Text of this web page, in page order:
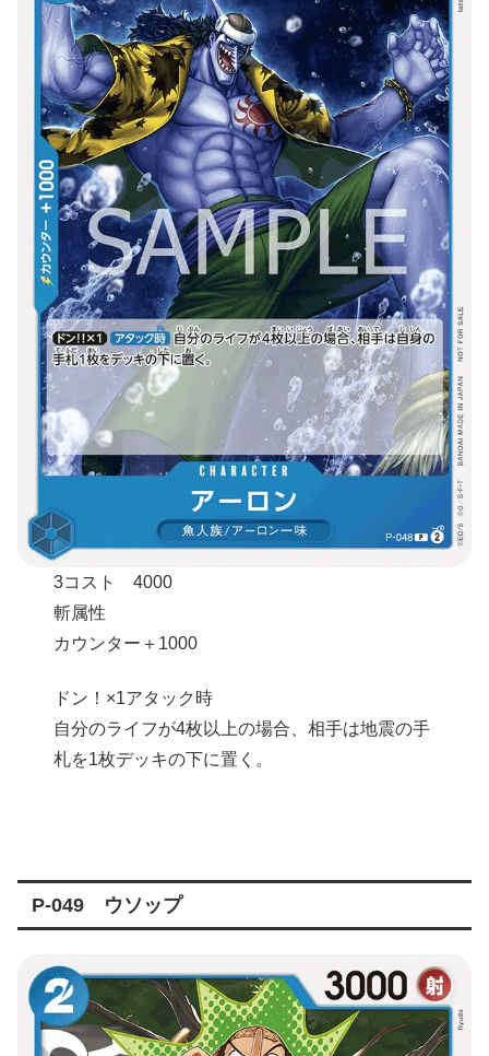
3コスト 4000
斬属性
カウンター＋1000
ドン！×1アタック時
自分のライフが4枚以上の場合、相手は地震の手
札を1枚デッキの下に置く。
P-049 ウソップ